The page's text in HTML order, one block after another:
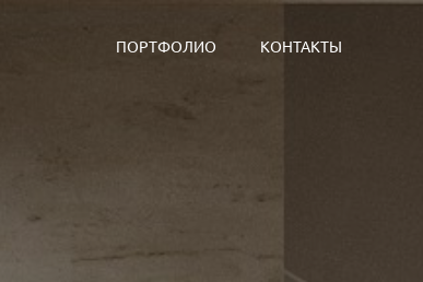
ПОРТФОЛИО КОНТАКТЫ